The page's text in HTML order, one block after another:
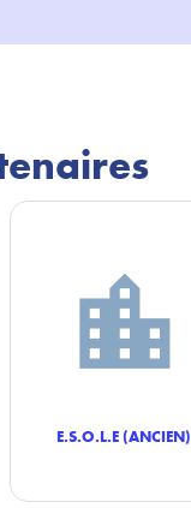
E.S.O.L.E (ANCIEN)